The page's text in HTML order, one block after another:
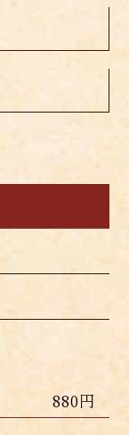
880円